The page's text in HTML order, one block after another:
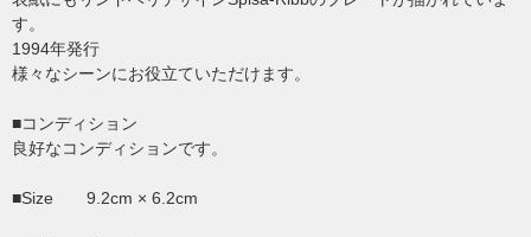
す。
1994年発行
様々なシーンにお役立ていただけます。
■コンディション
良好なコンディションです。
■Size 9.2cm × 6.2cm